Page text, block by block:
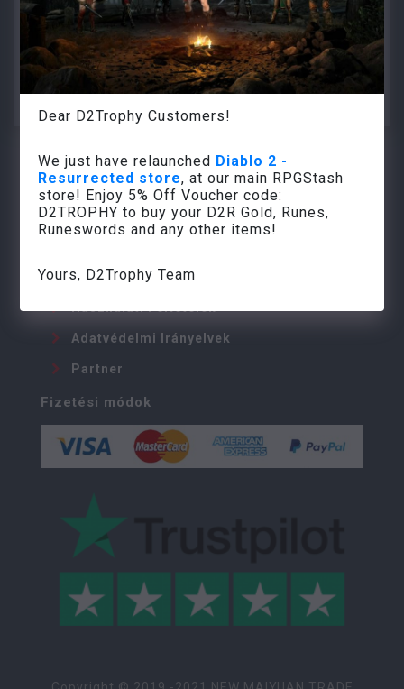
Dear D2Trophy Customers!
We just have relaunched Diablo 2 -
Resurrected store, at our main RPGStash
store! Enjoy 5% Off Voucher code:
D2TROPHY to buy your D2R Gold, Runes,
Runeswords and any other items!
Yours, D2Trophy Team
info@d2trophy.com
Hírek
GYIK
Használati Feltételek
Adatvédelmi Irányelvek
Partner
Fizetési módok